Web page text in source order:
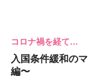
コロナ禍を経て…
入国条件緩和の
編〜